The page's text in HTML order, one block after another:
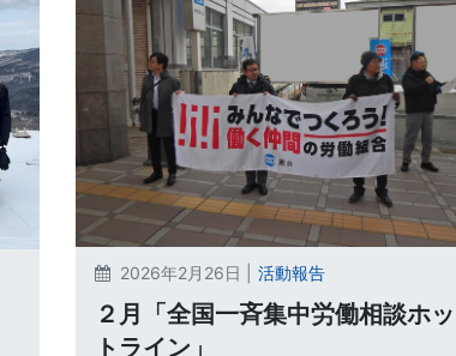
2026年2月26日 | 活動報告
２月「全国一斉集中労働相談ホッ
トライン」